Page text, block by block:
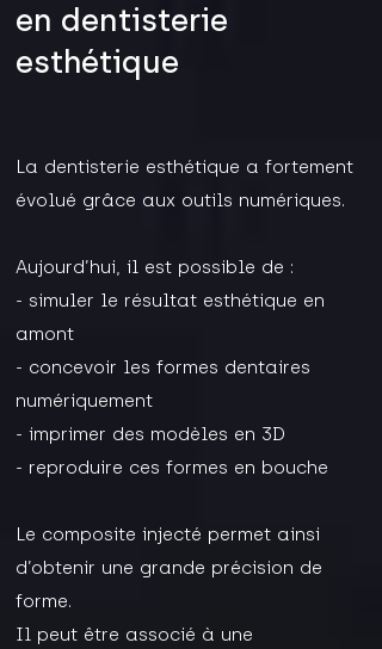
en dentisterie
esthétique
La dentisterie esthétique a fortement
évolué grâce aux outils numériques.
Aujourd’hui, il est possible de :
- simuler le résultat esthétique en
amont
- concevoir les formes dentaires
numériquement
- imprimer des modèles en 3D
- reproduire ces formes en bouche
Le composite injecté permet ainsi
d’obtenir une grande précision de
forme.
Il peut être associé à une